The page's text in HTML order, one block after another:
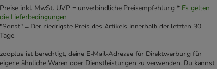
Preise inkl. MwSt. UVP = unverbindliche Preisempfehlung * Es gelten
die Lieferbedingungen
"Sonst" = Der niedrigste Preis des Artikels innerhalb der letzten 30
Tage.
zooplus ist berechtigt, deine E-Mail-Adresse für Direktwerbung für
eigene ähnliche Waren oder Dienstleistungen zu verwenden. Du kannst